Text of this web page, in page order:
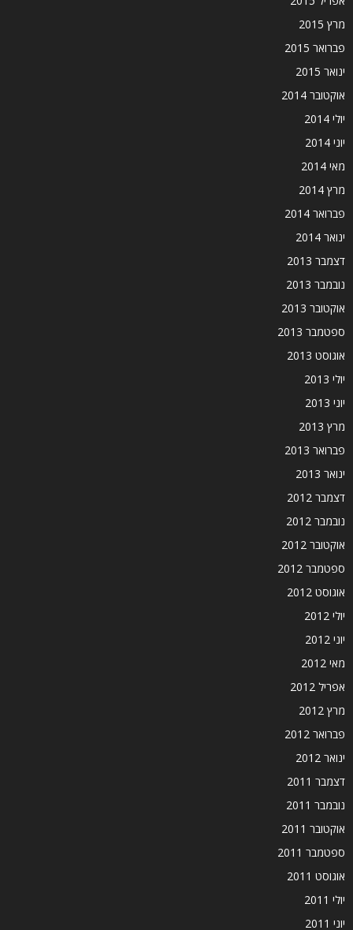
מרץ 2015
פברואר 2015
ינואר 2015
אוקטובר 2014
יולי 2014
יוני 2014
מאי 2014
מרץ 2014
פברואר 2014
ינואר 2014
דצמבר 2013
נובמבר 2013
אוקטובר 2013
ספטמבר 2013
אוגוסט 2013
יולי 2013
יוני 2013
מרץ 2013
פברואר 2013
ינואר 2013
דצמבר 2012
נובמבר 2012
אוקטובר 2012
ספטמבר 2012
אוגוסט 2012
יולי 2012
יוני 2012
מאי 2012
אפריל 2012
מרץ 2012
פברואר 2012
ינואר 2012
דצמבר 2011
נובמבר 2011
אוקטובר 2011
ספטמבר 2011
אוגוסט 2011
יולי 2011
יוני 2011